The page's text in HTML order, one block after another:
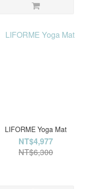
LIFORME Yoga Mat
NT$4,977
NT$6,300